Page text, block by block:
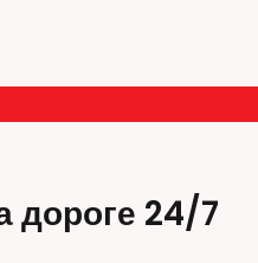
дороге 24/7